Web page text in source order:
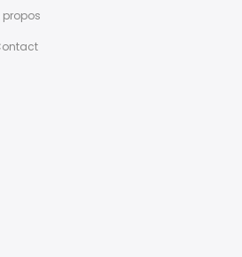
propos